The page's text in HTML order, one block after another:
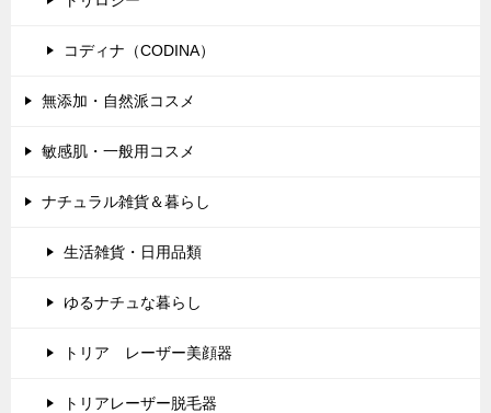
コディナ（CODINA）
無添加・自然派コスメ
敏感肌・一般用コスメ
ナチュラル雑貨＆暮らし
生活雑貨・日用品類
ゆるナチュな暮らし
トリア レーザー美顔器
トリアレーザー脱毛器